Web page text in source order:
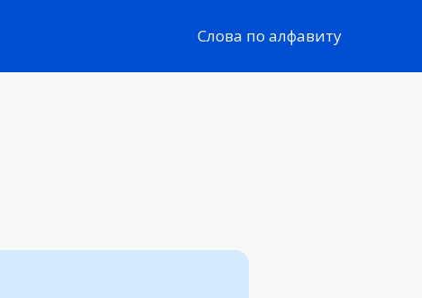
Слова по алфавиту